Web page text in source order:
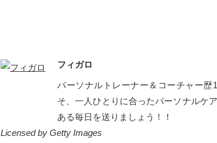
フィガロ
パーソナルトレーナー＆コーチャー歴
そ、一人ひとりに合ったパーソナルケ
ある毎日を送りましょう！！
Licensed by Getty Images